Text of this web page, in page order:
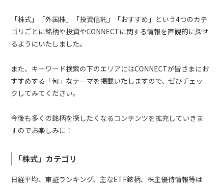
「株式」「外国株」「投資信託」「おすすめ」という4つのカテ
ゴリごとに銘柄や投資やCONNECTに関する情報を直観的に探せ
るようにいたしました。
また、キーワード検索の下のエリアにはCONNECTが皆さまにお
すすめする「旬」なテーマを掲載いたしますので、ぜひチェッ
クしてみてください。
今後も多くの銘柄を探したくなるコンテンツを拡充していきま
すのでお楽しみに！
「株式」カテゴリ
日経平均、東証ランキング、主なETF銘柄、株主優待情報等は